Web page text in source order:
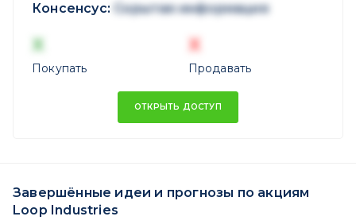
Консенсус: Скрытая информация
X
Покупать
X
Продавать
ОТКРЫТЬ ДОСТУП
Завершённые идеи и прогнозы по акциям
Loop Industries